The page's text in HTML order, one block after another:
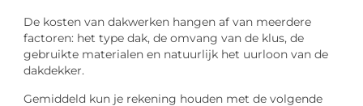
De kosten van dakwerken hangen af van meerdere
factoren: het type dak, de omvang van de klus, de
gebruikte materialen en natuurlijk het uurloon van de
dakdekker.
Gemiddeld kun je rekening houden met de volgende